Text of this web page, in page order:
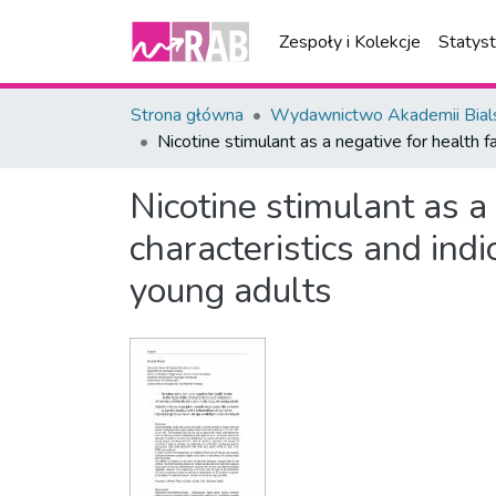
Zespoły i Kolekcje
Strona główna
Wydawnictwo Akademii
Nicotine stimulant as a negative for health
Nicotine stimulant as
characteristics and
young adults